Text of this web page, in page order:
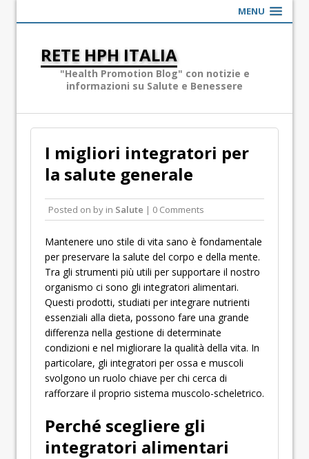
MENU
RETE HPH ITALIA
"Health Promotion Blog" con notizie e
informazioni su Salute e Benessere
I migliori integratori per
la salute generale
Posted on by in Salute | 0 Comments
Mantenere uno stile di vita sano è fondamentale
per preservare la salute del corpo e della mente.
Tra gli strumenti più utili per supportare il nostro
organismo ci sono gli integratori alimentari.
Questi prodotti, studiati per integrare nutrienti
essenziali alla dieta, possono fare una grande
differenza nella gestione di determinate
condizioni e nel migliorare la qualità della vita. In
particolare, gli integratori per ossa e muscoli
svolgono un ruolo chiave per chi cerca di
rafforzare il proprio sistema muscolo-scheletrico.
Perché scegliere gli
integratori alimentari